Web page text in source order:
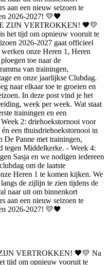
VERTROKKEN! 🖤💛 Na
tijd om opnieuw vooruit te